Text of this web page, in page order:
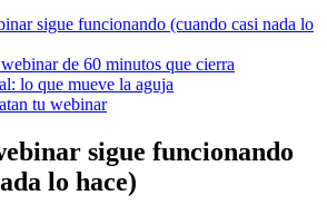
sigue funcionando (cuando casi nada lo
de 60 minutos que cierra
lo que mueve la aguja
tu webinar
sigue funcionando
lo hace)